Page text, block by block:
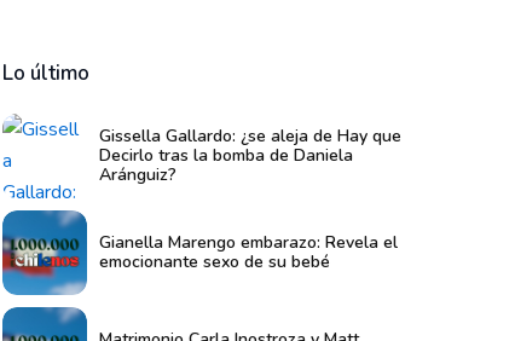
Lo último
Gissella Gallardo: ¿se aleja de Hay que
Decirlo tras la bomba de Daniela
Aránguiz?
Gianella Marengo embarazo: Revela el
emocionante sexo de su bebé